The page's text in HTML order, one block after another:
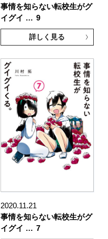
事情を知らない転校生がグ
イグイ … 9
詳しく見る
2020.11.21
事情を知らない転校生がグ
イグイ … 7